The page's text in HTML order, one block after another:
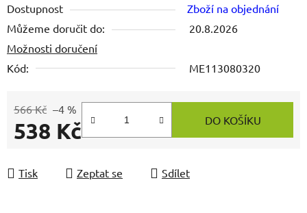
Dostupnost
Zboží na objednání
Můžeme doručit do:
20.8.2026
Možnosti doručení
Kód:
ME113080320
566 Kč –4 %
538 Kč DO KOŠÍKU
Tisk Zeptat se Sdílet